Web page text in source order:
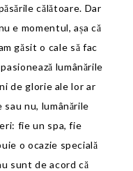
călătoare. Dar
e momentul, așa că
găsit o cale să fac
lumânările
de glorie ale lor ar
nu, lumânările
fie un spa, fie
o ocazie specială
sunt de acord că